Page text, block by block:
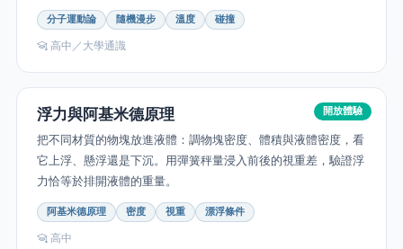
分子運動論 隨機漫步 溫度 碰撞
高中／大學通識
開放體驗
浮力與阿基米德原理
把不同材質的物塊放進液體：調物塊密度、體積與液體密度，看
它上浮、懸浮還是下沉。用彈簧秤量浸入前後的視重差，驗證浮
力恰等於排開液體的重量。
阿基米德原理 密度 視重 漂浮條件
高中